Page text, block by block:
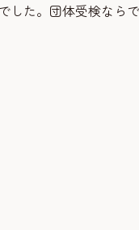
た。団体受検なら